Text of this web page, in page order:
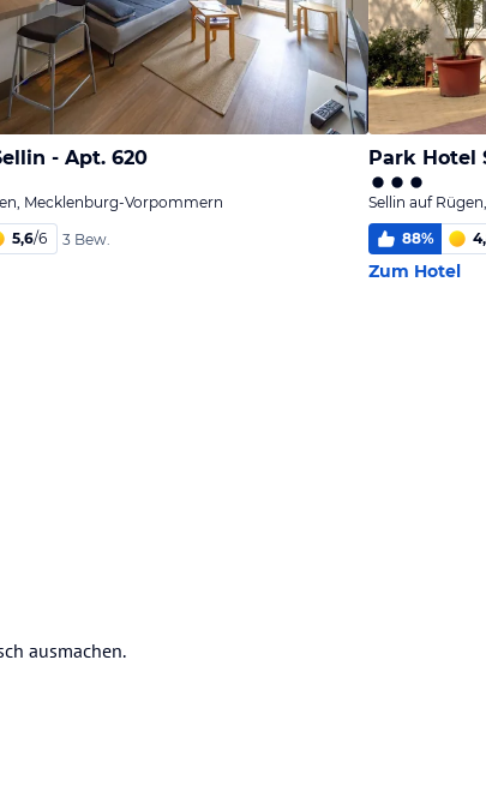
- Apt. 620
Mecklenburg-Vorpommern
5,6/6 3 Bew.
Park Hotel
Sellin auf
88%
Zum Hotel
ausmachen.